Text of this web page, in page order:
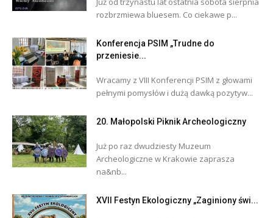
rozbrzmiewa bluesem. Co ciekawe p...
Konferencja PSIM „Trudne do
przeniesie...
Wracamy z VIII Konferencji PSIM z głowami
pełnymi pomysłów i dużą dawką pozytyw...
20. Małopolski Piknik Archeologiczny
Już po raz dwudziesty Muzeum
Archeologiczne w Krakowie zaprasza
na&nb...
XVII Festyn Ekologiczny „Zaginiony świ...